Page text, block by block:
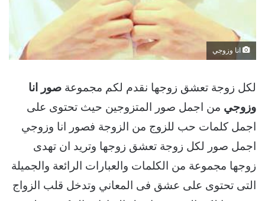
انا وزوجي
لكل زوجة تعشق زوجها نقدم لكم مجموعة صور انا
وزوجي من اجمل صور المتزوجين حيث تحتوى على
اجمل كلمات حب للزوج من الزوجة فصور انا وزوجي
اجمل صور لكل زوجة تعشق زوجها وتريد ان تهدى
زوجها مجموعة من الكلمات والعبارات الرائعة والجميلة
التى تحتوى على عشق فى المعاني وتدخل قلب الزواج